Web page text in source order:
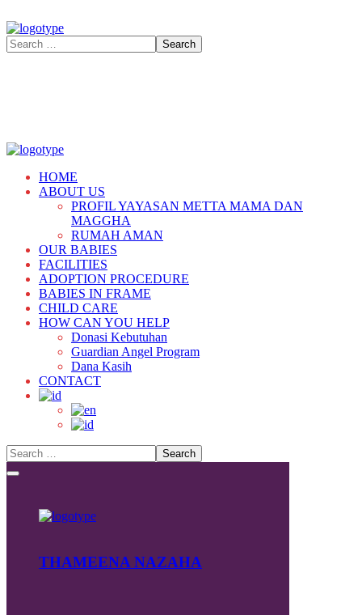
HOME
ABOUT US
PROFIL YAYASAN METTA MAMA DAN
MAGGHA
RUMAH AMAN
OUR BABIES
FACILITIES
ADOPTION PROCEDURE
BABIES IN FRAME
CHILD CARE
HOW CAN YOU HELP
Donasi Kebutuhan
Guardian Angel Program
Dana Kasih
CONTACT
THAMEENA NAZAHA